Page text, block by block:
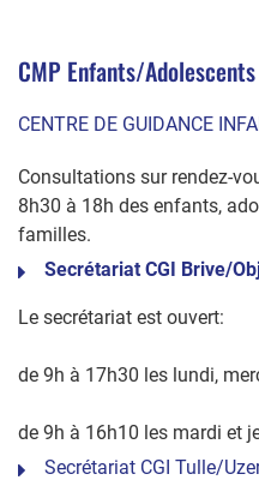
CMP Enfants/Adolescents
CENTRE DE GUIDANCE
Consultations sur rendez-
8h30 à 18h des enfants,
familles.
Secrétariat CGI Brive/
Le secrétariat est ouvert:
de 9h à 17h30 les lundi,
de 9h à 16h10 les mardi et
Secrétariat CGI Tulle/